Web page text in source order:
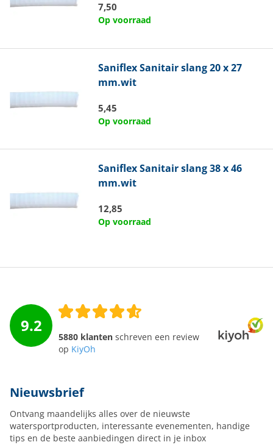
7,50
Op voorraad
SaniflexSanitair slang 20 x 27
mm.wit
5,45
Op voorraad
SaniflexSanitair slang 38 x 46
mm.wit
12,85
Op voorraad
9.2
5880 klanten schreven een review
op KiyOh
Nieuwsbrief
Ontvang maandelijks alles over de nieuwste
watersportproducten, interessante evenementen, handige
tips en de beste aanbiedingen direct in je inbox